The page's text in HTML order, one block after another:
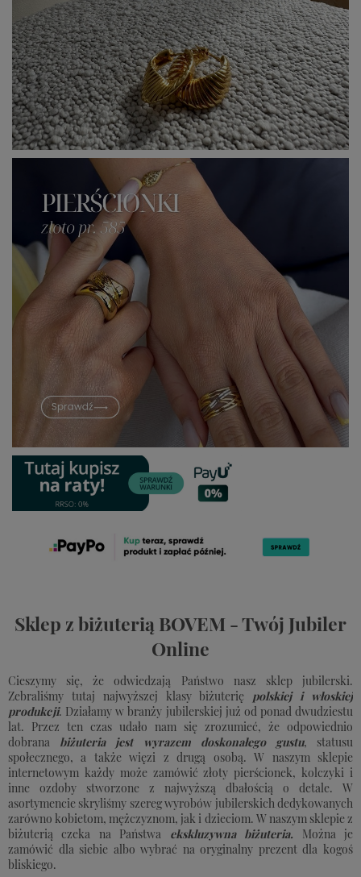
Sklep z biżuterią BOVEM - Twój Jubiler
Online
Cieszymy się, że odwiedzają Państwo nasz sklep jubilerski.
Zebraliśmy tutaj najwyższej klasy biżuterię polskiej i włoskiej
produkcji. Działamy w branży jubilerskiej już od ponad dwudziestu
lat. Przez ten czas udało nam się zrozumieć, że odpowiednio
dobrana biżuteria jest wyrazem doskonałego gustu, statusu
społecznego, a także więzi z drugą osobą. W naszym sklepie
internetowym każdy może zamówić złoty pierścionek, kolczyki i
inne ozdoby stworzone z najwyższą dbałością o detale. W
asortymencie skryliśmy szereg wyrobów jubilerskich dedykowanych
zarówno kobietom, mężczyznom, jak i dzieciom. W naszym sklepie z
biżuterią czeka na Państwa ekskluzywna biżuteria. Można je
zamówić dla siebie albo wybrać na oryginalny prezent dla kogoś
bliskiego.